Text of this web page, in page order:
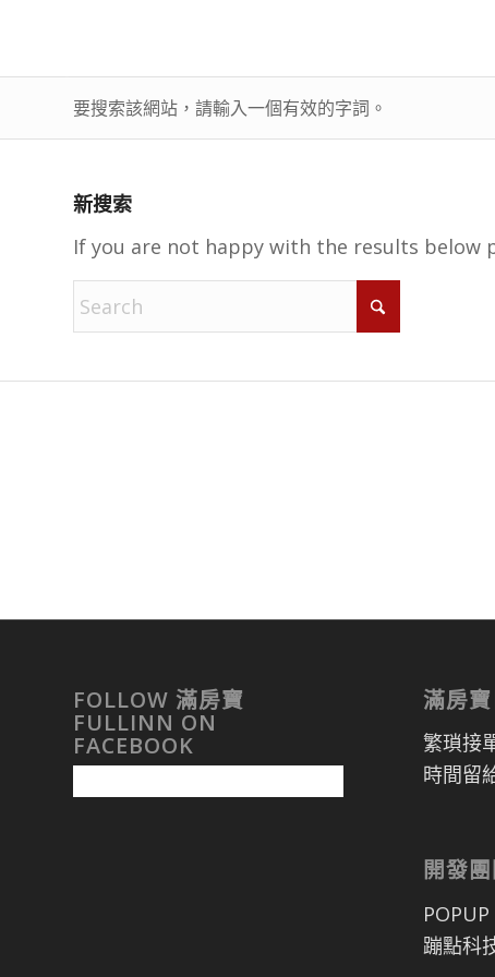
要搜索該網站，請輸入一個有效的字詞。
新搜索
If you are not happy with the results below
FOLLOW 滿房寶
FULLINN ON
FACEBOOK
滿房
繁瑣接
時間留
開發
蹦點科